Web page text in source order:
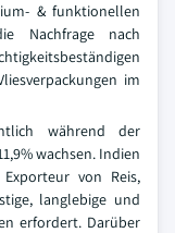
& funktionellen
Nachfrage nach
im
während der
wachsen. Indien
von Reis,
langlebige und
erfordert. Darüber